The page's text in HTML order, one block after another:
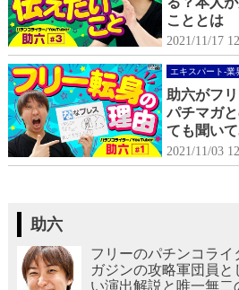
こととは
2021/11/17
エキスパート-業
助六がフ
パチマガ
ても聞い
2021/11/03
助六
フリーのパチンコラ
ガジンの攻略軍団員
い演出解説と唯一無